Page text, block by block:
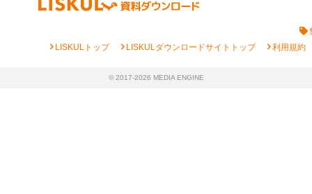
chevron_rightLISKULトップ chevron_rightLISKULダウンロードサイトトップ chevron_right利用規約
© 2017-2026 MEDIA ENGINE